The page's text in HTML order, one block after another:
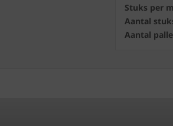
Stuks per
Aantal
Aantal